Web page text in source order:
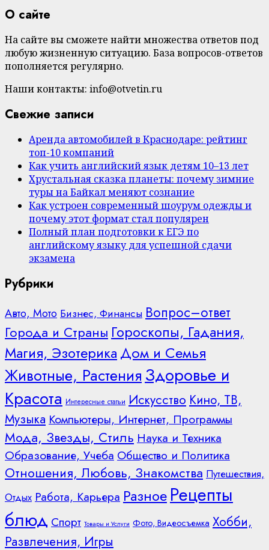
О сайте
На сайте вы сможете найти множества ответов под
любую жизненную ситуацию. База вопросов-ответов
пополняется регулярно.
Наши контакты: info@otvetin.ru
Свежие записи
Аренда автомобилей в Краснодаре: рейтинг
топ-10 компаний
Как учить английский язык детям 10–13 лет
Хрустальная сказка планеты: почему зимние
туры на Байкал меняют сознание
Как устроен современный шоурум одежды и
почему этот формат стал популярен
Полный план подготовки к ЕГЭ по
английскому языку для успешной сдачи
экзамена
Рубрики
Авто, Мото Бизнес, Финансы Вопрос–ответ
Города и Страны Гороскопы, Гадания,
Магия, Эзотерика Дом и Семья
Животные, Растения Здоровье и
Красота Интересные статьи Искусство Кино, ТВ,
Музыка Компьютеры, Интернет, Программы
Мода, Звезды, Стиль Наука и Техника
Образование, Учеба Общество и Политика
Отношения, Любовь, Знакомства Путешествия,
Отдых Работа, Карьера Разное Рецепты
блюд Спорт Товары и Услуги Фото, Видеосъемка Хобби,
Развлечения, Игры